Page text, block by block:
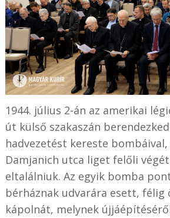
1944. július 2-án az amerikai
út külső szakaszán
hadvezetést kereste
Damjanich utca liget felőli
eltalálniuk. Az egyik bomba
bérháznak udvarára esett, félig
kápolnát, melynek